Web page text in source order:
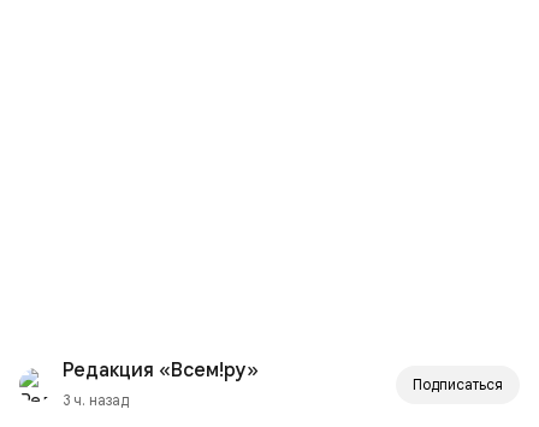
Редакция «Всем!ру»
3 ч. назад
Подписаться